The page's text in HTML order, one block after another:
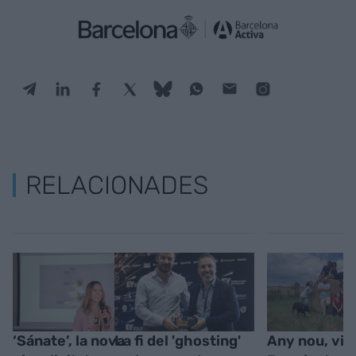
RELACIONADES
‘Sánate’, la novaLa fi del 'ghosting'
Any nou,